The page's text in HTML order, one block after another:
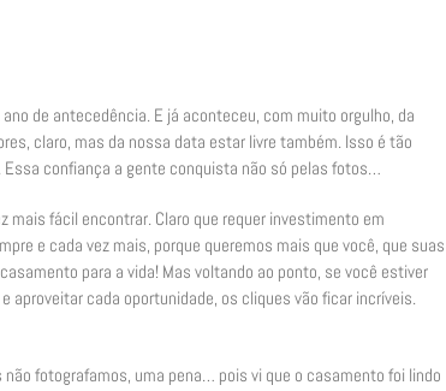
de antecedência. E já aconteceu, com muito orgulho, da
claro, mas da nossa data estar livre também. Isso é tão
confiança a gente conquista não só pelas fotos…
mais fácil encontrar. Claro que requer investimento em
e cada vez mais, porque queremos mais que você, que suas
para a vida! Mas voltando ao ponto, se você estiver
aproveitar cada oportunidade, os cliques vão ficar incríveis.
fotografamos, uma pena… pois vi que o casamento foi lindo